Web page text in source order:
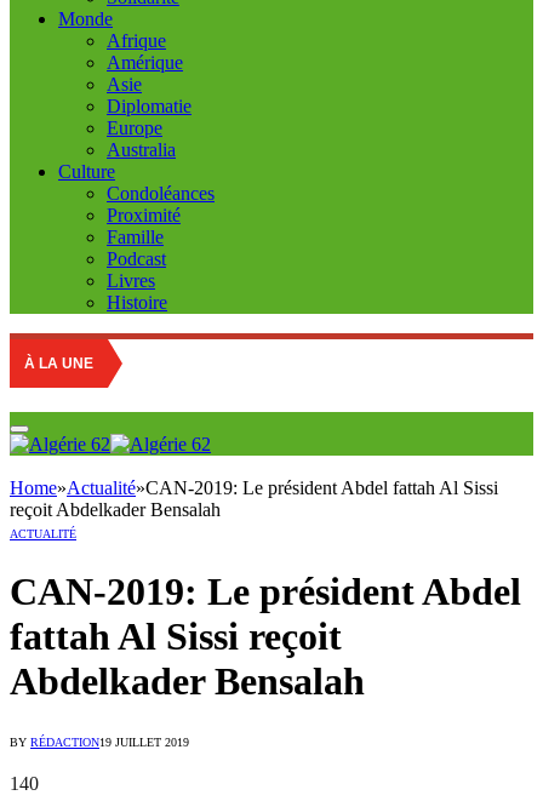
Monde
Afrique
Amérique
Asie
Diplomatie
Europe
Australia
Culture
Condoléances
Proximité
Famille
Podcast
Livres
Histoire
À LA UNE
Home»Actualité»CAN-2019: Le président Abdel fattah Al Sissi
reçoit Abdelkader Bensalah
ACTUALITÉ
CAN-2019: Le président Abdel
fattah Al Sissi reçoit
Abdelkader Bensalah
BY RÉDACTION19 JUILLET 2019
140